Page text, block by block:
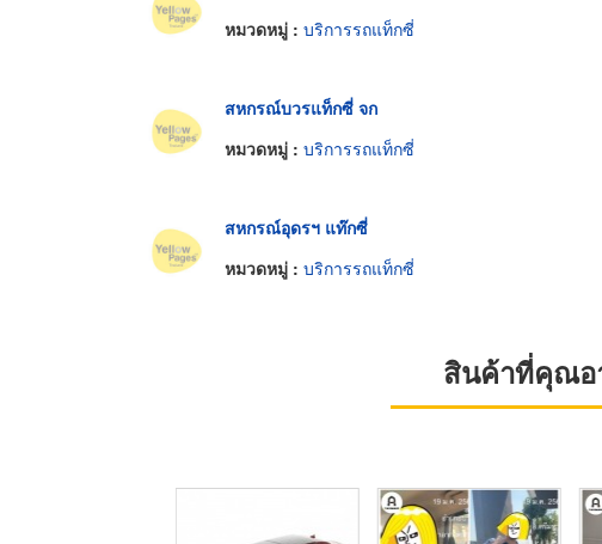
หมวดหมู่ : บริการรถแท็กซี่
สหกรณ์บวรแท็กซี่ จก
หมวดหมู่ : บริการรถแท็กซี่
สหกรณ์อุดรฯ แท๊กซี่
หมวดหมู่ : บริการรถแท็กซี่
สินค้าที่คุณอ